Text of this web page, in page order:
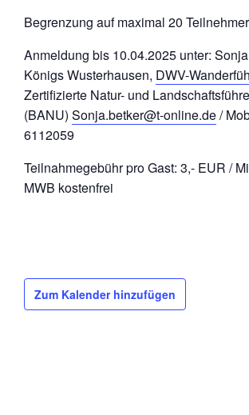
Begrenzung auf maximal 20
Anmeldung bis 10.04.2025 unter:
Königs Wusterhausen, DWV-
Zertifizierte Natur- und
(BANU) Sonja.betker@t-online.de/
6112059
Teilnahmegebühr pro Gast: 3,- EUR /
MWB kostenfrei
Zum Kalender hinzufügen